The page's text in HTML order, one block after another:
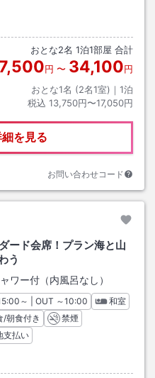
おとな2名 1泊1部屋 合計
円 〜 34,100円
おとな1名 (2名1室)｜ 1泊
税込 13,750円〜17,050円
を見る
お問い合わせコード
ード会席！プラン海と山
う
ワー付（内風呂なし）
ェックイン
～ | OUT チェックアウト
～10:00
和室
/朝食付き
禁煙
支払い